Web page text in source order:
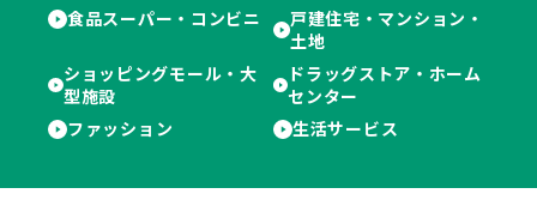
食品スーパー・コンビニ
戸建住宅・マンション・
土地
ショッピングモール・大
型施設
ドラッグストア・ホーム
センター
ファッション
生活サービス